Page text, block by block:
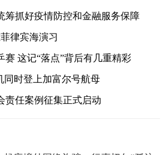
筹抓好疫情防控和金融服务保障
律宾海演习
赛 这记“落点”背后有几重精彩
同时登上加富尔号航母
责任案例征集正式启动